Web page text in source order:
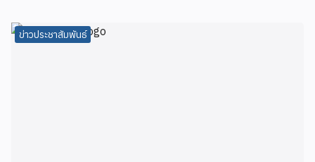
ข่าวประชาสัมพันธ์